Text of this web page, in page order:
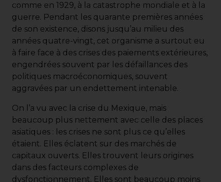
comme en 1929, à la catastrophe mondiale et à la
guerre. Pendant les quarante premières années
de son existence, disons jusqu’au milieu des
années quatre-vingt, cet organisme a surtout eu
à faire face à des crises des paiements extérieures,
engendrées souvent par les défaillances des
politiques macroéconomiques, souvent
aggravées par un endettement intenable.
On l’a vu avec la crise du Mexique, mais
beaucoup plus nettement avec celle des places
asiatiques : les crises ne sont plus ce qu’elles
étaient. Elles éclatent sur des marchés de
capitaux ouverts. Elles trouvent leurs origines
dans des facteurs complexes de
dysfonctionnement. Elles sont beaucoup moins